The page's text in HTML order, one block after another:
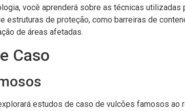
você aprenderá sobre as técnicas
estruturas de proteção, como barreiras de
de áreas afetadas.
Caso
estudos de caso de vulcões famosos ao